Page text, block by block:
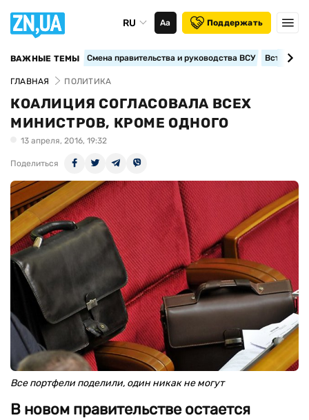
RU Аа Поддержать
ВАЖНЫЕ ТЕМЫ Смена правительства и руководства ВСУ
ГЛАВНАЯ ПОЛИТИКА
КОАЛИЦИЯ СОГЛАСОВАЛА ВСЕХ
МИНИСТРОВ, КРОМЕ ОДНОГО
13 апреля, 2016, 19:32
Поделиться
Все портфели поделили, один никак не могут
В новом правительстве остается